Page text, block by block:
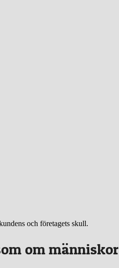
och företagets skull.
om människor